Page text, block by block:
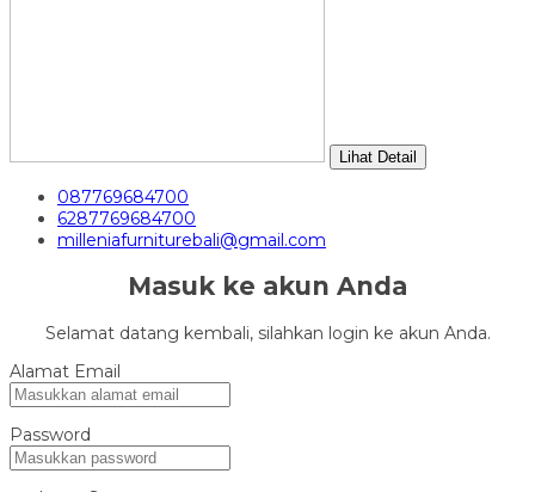
Lihat Detail
087769684700
6287769684700
milleniafurniturebali@gmail.com
Masuk ke akun Anda
Selamat datang kembali, silahkan login ke akun Anda.
Alamat Email
Password